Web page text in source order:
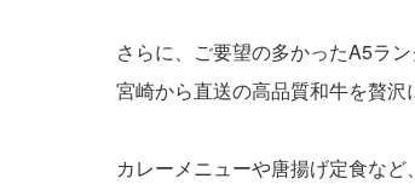
さらに、ご要望の多かったA5ラ
宮崎から直送の高品質和牛を贅沢
カレーメニューや唐揚げ定食な